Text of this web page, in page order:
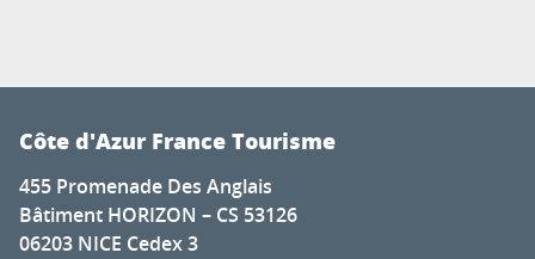
Côte d'Azur France Tourisme
455 Promenade Des Anglais
Bâtiment HORIZON – CS 53126
06203 NICE Cedex 3